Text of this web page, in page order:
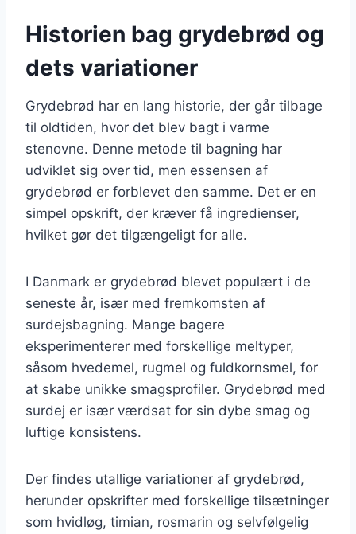
Historien bag grydebrød og
dets variationer
Grydebrød har en lang historie, der går tilbage
til oldtiden, hvor det blev bagt i varme
stenovne. Denne metode til bagning har
udviklet sig over tid, men essensen af
grydebrød er forblevet den samme. Det er en
simpel opskrift, der kræver få ingredienser,
hvilket gør det tilgængeligt for alle.
I Danmark er grydebrød blevet populært i de
seneste år, især med fremkomsten af
surdejsbagning. Mange bagere
eksperimenterer med forskellige meltyper,
såsom hvedemel, rugmel og fuldkornsmel, for
at skabe unikke smagsprofiler. Grydebrød med
surdej er især værdsat for sin dybe smag og
luftige konsistens.
Der findes utallige variationer af grydebrød,
herunder opskrifter med forskellige tilsætninger
som hvidløg, timian, rosmarin og selvfølgelig